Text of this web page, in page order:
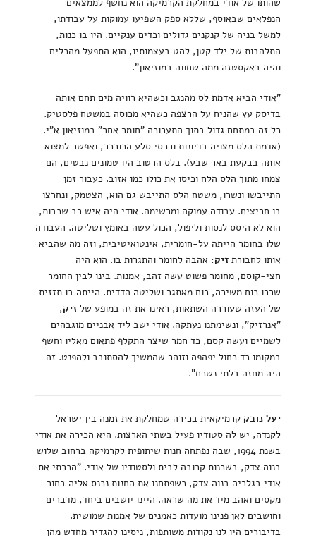
הנפלאים שבאוסף, שללא ספק השפיעו עמוקות על עבודתו,
למשל בניה של קנקנים גדולים וכדים ענקיים. היו בו כנות,
התלהבות של ילד קטן, להט בעצמותיו, הוא התפעל מהכלים
והיה באקסטזה ממה שחווה במוזיאון".
"אודי הביא אדמת לס מהנגב וכשהיא רוויה מים תחם אותה
בדיסק עץ שהניח על הרצפה כשהיא מכוסה במשטח פלסטיק.
כל זה במתחם גדול בתוך התערוכה "חומר אחר" במוזיאון א"י.
(אדמת הלס מצויה בדיונות ורכסי סלע הכורכר, ואפשר למצוא
אותה בבקעת באר שבע). בלס הרטוב היו טמונים נבטים, הם
צמחו מתוך הלס הלח וכיסו את כולו כמו אזוב. כעבור זמן
התייבשו ונשרו, משטח הלס התייבש גם הוא, הצטמק, ונחרצו
בו חריצים. עבודה עמוקה ומרשימה. אודי היה איש רב שכבות,
הוא לא היסס לנסות וליפול, הכול עשה באומץ ושליטה. העבודה
שלו בחומר הייתה על-חומרית, אינטואיטיבית, וזה מה שהביא
אותו לחבורת זיק: אהבה לחומר והתגרות בו. הוא היה
חצי-קוסם, מחומר פשוט עשה זהב, אמנות. בינו לבין החומר
שררו כוח משיכה, כוח מאתגר ושליטה הדדית. הייתה בו תזזית
של העזה שעוררה השתאות, ראינו את זה במופע של זיק,
"אנרזיק", ונשימתנו נעתקה. אודי ישב ליד אבניים מוגבהים
לשמיים ועשה קסם, כד חמר שיצר התקלף פתאום מאליו וחשף
במקומו כד כחול יפהפה וזוהר שהמשיך להסתובב ולהפנט. זה
היה מחזה בלתי נשכח".
יעל נובק קרמיקאית בכירה שמחלקת את זמנה בין ישראל
לקנדה, יש לה סטודיו פעיל בשתי הארצות. היא הכירה את אודי
בשנת 1994, שבה נפתחה חנות שיתופית לקרמיקה ברחוב שלוש
בנוה צדק, בשכנות קרובה לבית ולסטודיו של אודי. "הכרתי את
אודי בגלריה בנוה צדק, כשפתחנו את החנות נכנס אליה בחור
מקסים ואהב מיד את מה שראה. היינו יושבים ביחד, מדברים
וחושבים לאן פנינו מועדות כאמנים של אמנות שמושית.
בדיבורים היו לנו נקודות משותפות, ניסינו להגדיר מחדש מהן